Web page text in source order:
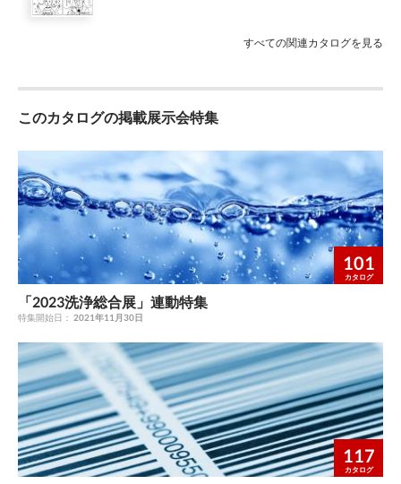
すべての関連カタログを見る
このカタログの掲載展示会特集
101
カタログ
「2023洗浄総合展」連動特集
特集開始日： 2021年11月30日
117
カタログ